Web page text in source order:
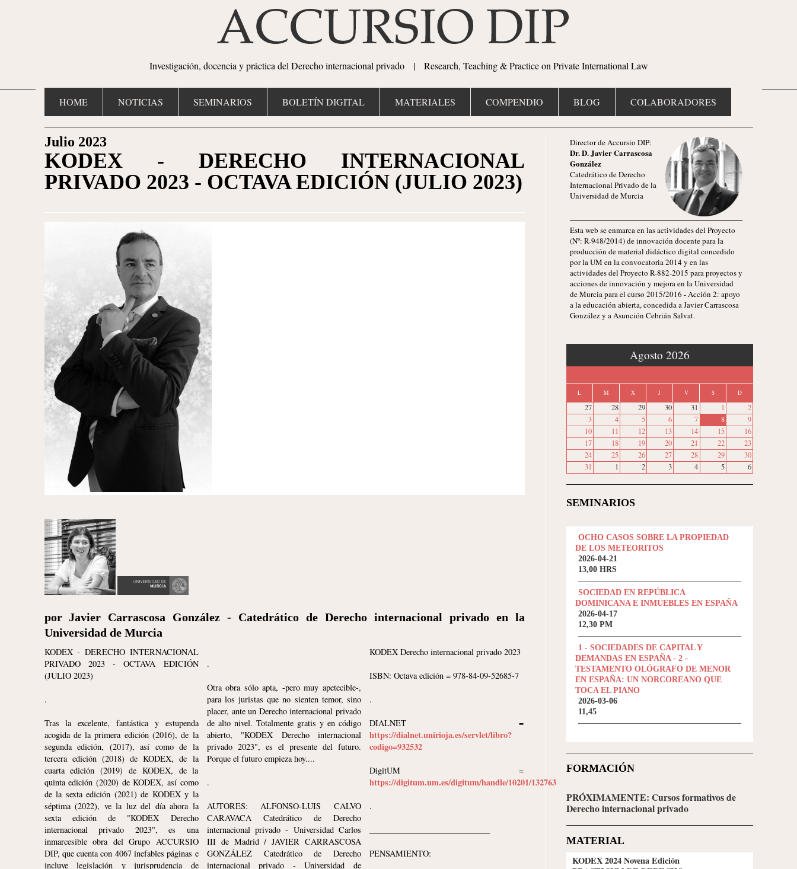
Investigación, docencia y práctica del Derecho internacional privado | Research, Teaching & Practice on Private International Law
HOME NOTICIAS SEMINARIOS BOLETÍN DIGITAL MATERIALES COMPENDIO BLOG COLABORADORES
Julio 2023
KODEX - DERECHO INTERNACIONAL
PRIVADO 2023 - OCTAVA EDICIÓN (JULIO 2023)
por Javier Carrascosa González - Catedrático de Derecho internacional privado en la
Universidad de Murcia
KODEX - DERECHO INTERNACIONAL
PRIVADO 2023 - OCTAVA EDICIÓN
(JULIO 2023)
.
Tras la excelente, fantástica y estupenda
acogida de la primera edición (2016), de la
segunda edición, (2017), así como de la
tercera edición (2018) de KODEX, de la
cuarta edición (2019) de KODEX, de la
quinta edición (2020) de KODEX, así como
de la sexta edición (2021) de KODEX y la
séptima (2022), ve la luz del día ahora la
sexta edición de "KODEX Derecho
internacional privado 2023", es una
inmarcesible obra del Grupo ACCURSIO
DIP, que cuenta con 4067 inefables páginas e
incluye legislación y jurisprudencia de
.
Otra obra sólo apta, -pero muy apetecible-,
para los juristas que no sienten temor, sino
placer, ante un Derecho internacional privado
de alto nivel. Totalmente gratis y en código
abierto, "KODEX Derecho internacional
privado 2023", es el presente del futuro.
Porque el futuro empieza hoy....
.
AUTORES: ALFONSO-LUIS CALVO
CARAVACA Catedrático de Derecho
internacional privado - Universidad Carlos
III de Madrid / JAVIER CARRASCOSA
GONZÁLEZ Catedrático de Derecho
internacional privado - Universidad de
KODEX Derecho internacional privado 2023
ISBN: Octava edición = 978-84-09-52685-7
.
DIALNET =
https://dialnet.unirioja.es/servlet/libro?
codigo=932532
DigitUM =
https://digitum.um.es/digitum/handle/10201/132763
.
PENSAMIENTO:
Director de Accursio DIP:
Dr. D. Javier Carrascosa
González
Catedrático de Derecho
Internacional Privado de la
Universidad de Murcia
Esta web se enmarca en las actividades del Proyecto
(Nº: R-948/2014) de innovación docente para la
producción de material didáctico digital concedido
por la UM en la convocatoria 2014 y en las
actividades del Proyecto R-882-2015 para proyectos y
acciones de innovación y mejora en la Universidad
de Murcia para el curso 2015/2016 - Acción 2: apoyo
a la educación abierta, concedida a Javier Carrascosa
González y a Asunción Cebrián Salvat.
Agosto 2026
L M X J V S D
27 28 29 30 31 1
2
3
4 5 6 7 8
9
10
11 12 13 14 15
16
17
18 19 20 21 22
23
24
25 26 27 28 29
30
31
1 2 3 4 5 6
SEMINARIOS
OCHO CASOS SOBRE LA PROPIEDAD
DE LOS METEORITOS
2026-04-21
13,00 HRS
SOCIEDAD EN REPÚBLICA
DOMINICANA E INMUEBLES EN ESPAÑA
2026-04-17
12,30 PM
1 - SOCIEDADES DE CAPITAL Y
DEMANDAS EN ESPAÑA - 2 -
TESTAMENTO OLÓGRAFO DE MENOR
EN ESPAÑA: UN NORCOREANO QUE
TOCA EL PIANO
2026-03-06
11,45
FORMACIÓN
PRÓXIMAMENTE: Cursos formativos de
Derecho internacional privado
MATERIAL
KODEX 2024 Novena Edición